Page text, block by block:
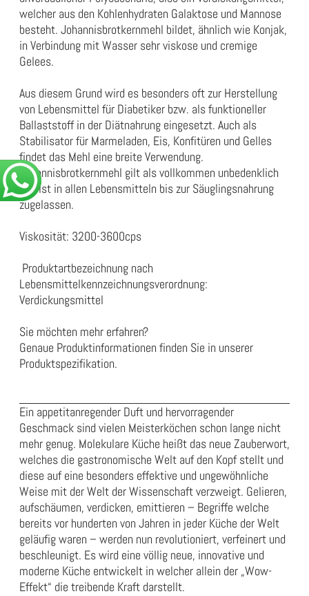
welcher aus den Kohlenhydraten Galaktose und Mannose
besteht. Johannisbrotkernmehl bildet, ähnlich wie Konjak,
in Verbindung mit Wasser sehr viskose und cremige
Gelees.
Aus diesem Grund wird es besonders oft zur Herstellung
von Lebensmittel für Diabetiker bzw. als funktioneller
Ballaststoff in der Diätnahrung eingesetzt. Auch als
Stabilisator für Marmeladen, Eis, Konfitüren und Gelles
findet das Mehl eine breite Verwendung.
Johannisbrotkernmehl gilt als vollkommen unbedenklich
und ist in allen Lebensmitteln bis zur Säuglingsnahrung
zugelassen.
Viskosität: 3200-3600cps
Produktartbezeichnung nach
Lebensmittelkennzeichnungsverordnung:
Verdickungsmittel
Sie möchten mehr erfahren?
Genaue Produktinformationen finden Sie in unserer
Produktspezifikation.
Ein appetitanregender Duft und hervorragender
Geschmack sind vielen Meisterköchen schon lange nicht
mehr genug. Molekulare Küche heißt das neue Zauberwort,
welches die gastronomische Welt auf den Kopf stellt und
diese auf eine besonders effektive und ungewöhnliche
Weise mit der Welt der Wissenschaft verzweigt. Gelieren,
aufschäumen, verdicken, emittieren – Begriffe welche
bereits vor hunderten von Jahren in jeder Küche der Welt
geläufig waren – werden nun revolutioniert, verfeinert und
beschleunigt. Es wird eine völlig neue, innovative und
moderne Küche entwickelt in welcher allein der „Wow-
Effekt“ die treibende Kraft darstellt.